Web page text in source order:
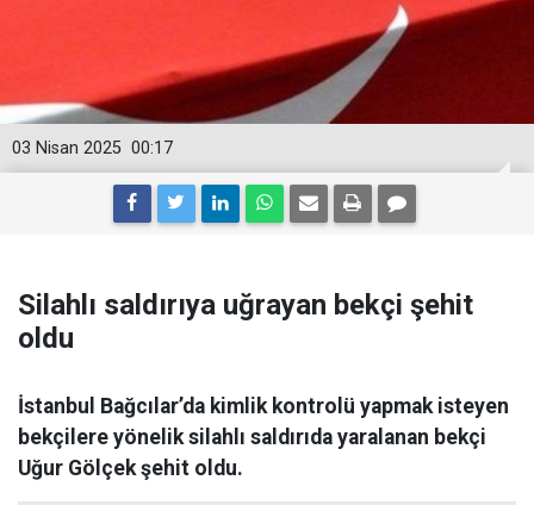
00:17
03 Nisan 2025
Silahlı saldırıya uğrayan bekçi şehit
oldu
İstanbul Bağcılar’da kimlik kontrolü yapmak isteyen
bekçilere yönelik silahlı saldırıda yaralanan bekçi
Uğur Gölçek şehit oldu.